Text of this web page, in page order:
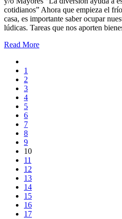
cotidianos” Ahora que empieza el
casa, es importante saber ocupar
lúdicas. Tareas que nos aporten
Read More
1
2
3
4
5
6
7
8
9
10
11
12
13
14
15
16
17